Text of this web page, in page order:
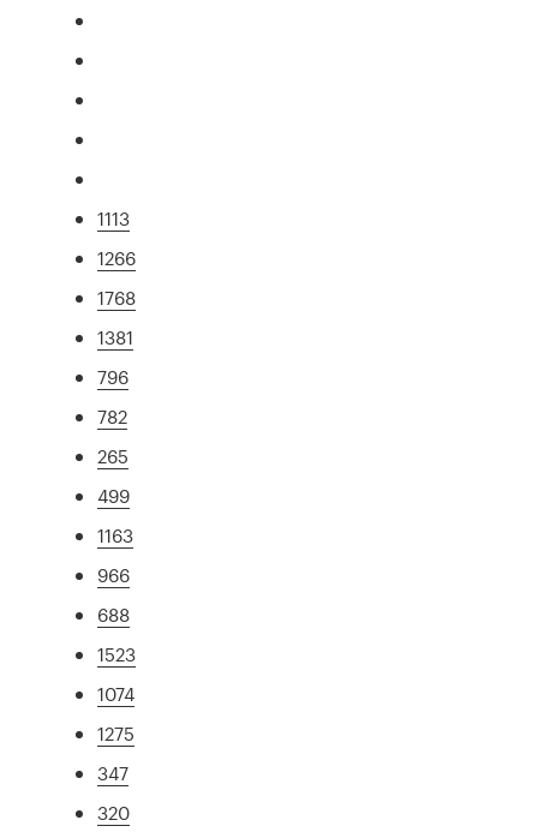
1113
1266
1768
1381
796
782
265
499
1163
966
688
1523
1074
1275
347
320